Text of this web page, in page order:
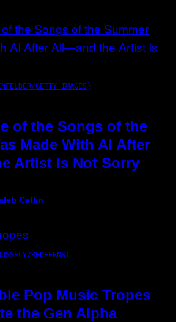
GETTY IMAGES)
of the Songs of the
Made With AI After
Artist Is Not Sorry
Catlin
REDFERNS)
Pop Music Tropes
the Gen Alpha